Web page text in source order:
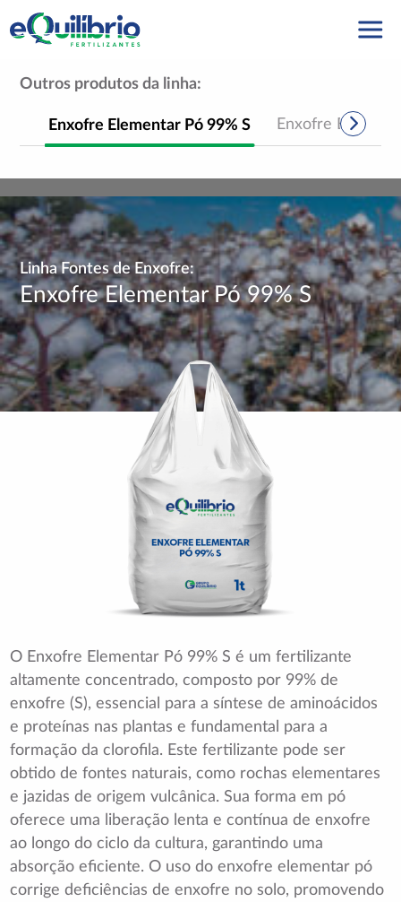
Outros produtos da linha:
Enxofre Elementar Pó 99% S Enxofre
Linha Fontes de Enxofre:
Enxofre Elementar Pó 99% S
O Enxofre Elementar Pó 99% S é um fertilizante
altamente concentrado, composto por 99% de
enxofre (S), essencial para a síntese de aminoácidos
e proteínas nas plantas e fundamental para a
formação da clorofila. Este fertilizante pode ser
obtido de fontes naturais, como rochas elementares
e jazidas de origem vulcânica. Sua forma em pó
oferece uma liberação lenta e contínua de enxofre
ao longo do ciclo da cultura, garantindo uma
absorção eficiente. O uso do enxofre elementar pó
corrige deficiências de enxofre no solo, promovendo